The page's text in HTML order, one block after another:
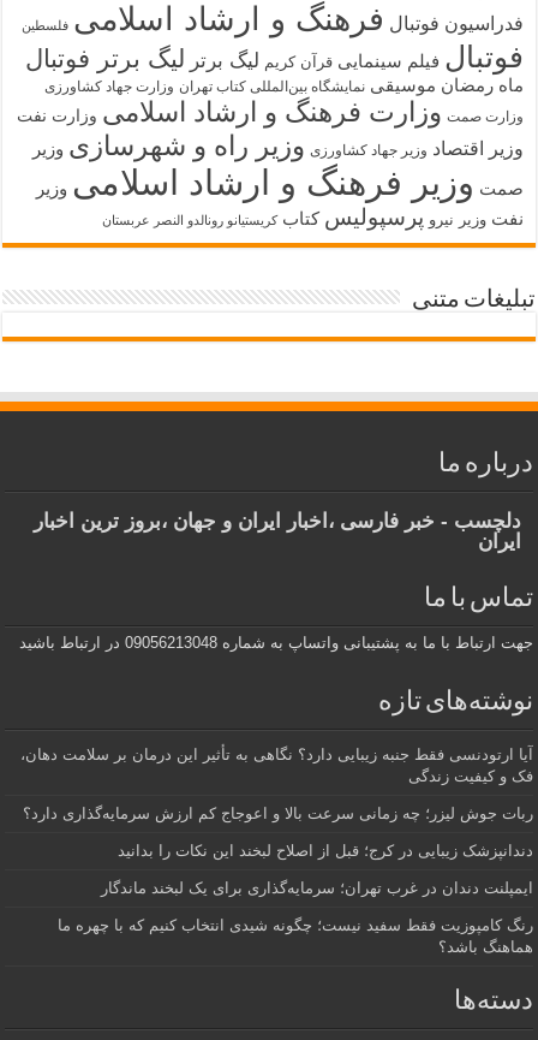
فدراسیون فوتبال فرهنگ و ارشاد اسلامی فلسطین
فوتبال فیلم سینمایی قرآن کریم لیگ برتر لیگ برتر فوتبال
ماه رمضان موسیقی نمایشگاه بین‌المللی کتاب تهران وزارت جهاد کشاورزی
وزارت صمت وزارت فرهنگ و ارشاد اسلامی وزارت نفت
وزیر اقتصاد وزیر جهاد کشاورزی وزیر راه و شهرسازی وزیر
صمت وزیر فرهنگ و ارشاد اسلامی وزیر
نفت وزیر نیرو پرسپولیس کتاب کریستیانو رونالدو النصر عربستان
تبلیغات متنی
درباره ما
دلچسب - خبر فارسی ،اخبار ایران و جهان ،بروز ترین اخبار
ایران
تماس با ما
جهت ارتباط با ما به پشتیبانی واتساپ به شماره 09056213048 در ارتباط باشید
نوشته‌های تازه
آیا ارتودنسی فقط جنبه زیبایی دارد؟ نگاهی به تأثیر این درمان بر سلامت دهان،
فک و کیفیت زندگی
ربات جوش لیزر؛ چه زمانی سرعت بالا و اعوجاج کم ارزش سرمایه‌گذاری دارد؟
دندانپزشک زیبایی در کرج؛ قبل از اصلاح لبخند این نکات را بدانید
ایمپلنت دندان در غرب تهران؛ سرمایه‌گذاری برای یک لبخند ماندگار
رنگ کامپوزیت فقط سفید نیست؛ چگونه شیدی انتخاب کنیم که با چهره ما
هماهنگ باشد؟
دسته‌ها